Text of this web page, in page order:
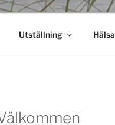
Utställning Hälsa